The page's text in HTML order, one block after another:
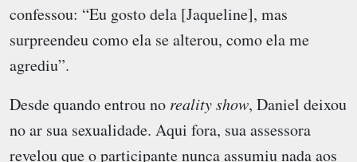
confessou: “Eu gosto dela [Jaqueline], mas
surpreendeu como ela se alterou, como ela me
agrediu”.
Desde quando entrou no reality show, Daniel deixou
no ar sua sexualidade. Aqui fora, sua assessora
revelou que o participante nunca assumiu nada aos